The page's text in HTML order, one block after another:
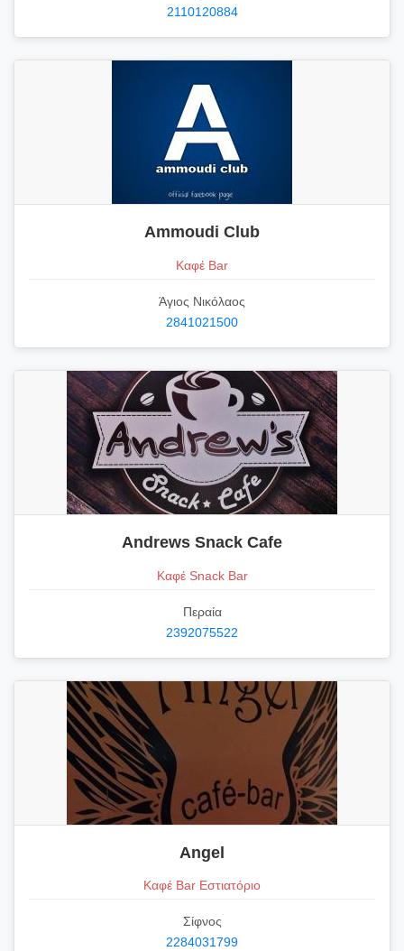
2110120884
Ammoudi Club
Καφέ Bar
Άγιος Νικόλαος
2841021500
Andrews Snack Cafe
Καφέ Snack Bar
Περαία
2392075522
Angel
Καφέ Bar Εστιατόριο
Σίφνος
2284031799